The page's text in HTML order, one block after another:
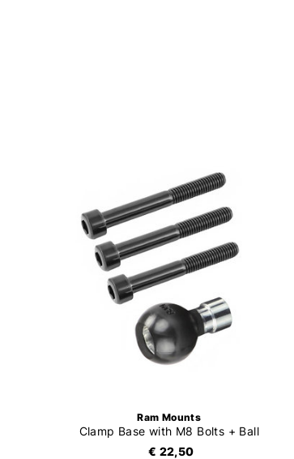
Ram Mounts
Clamp Base with M8 Bolts + Ball
€ 22,50